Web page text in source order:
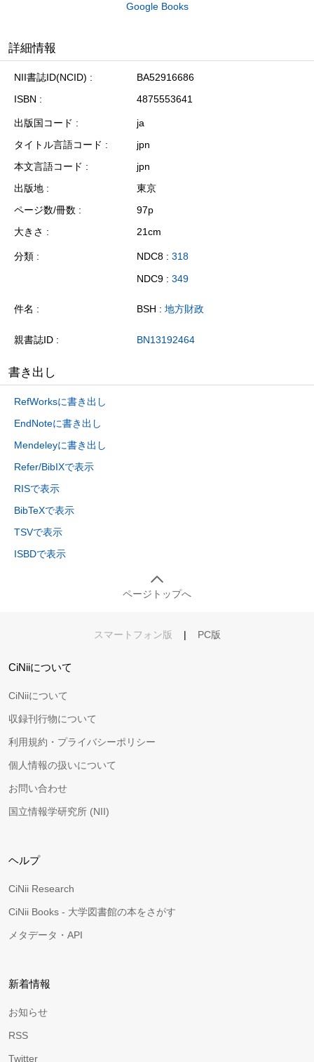
Google Books
詳細情報
NII書誌ID(NCID)
BA52916686
ISBN
4875553641
出版国コード
ja
タイトル言語コード
jpn
本文言語コード
jpn
出版地
東京
ページ数/冊数
97p
大きさ
21cm
分類 NDC8 : 318
NDC9 : 349
件名 BSH : 地方財政
親書誌ID BN13192464
書き出し
RefWorksに書き出し
EndNoteに書き出し
Mendeleyに書き出し
Refer/BibIXで表示
RISで表示
BibTeXで表示
TSVで表示
ISBDで表示
ページトップへ
スマートフォン版 | PC版
CiNiiについて
CiNiiについて
収録刊行物について
利用規約・プライバシーポリシー
個人情報の扱いについて
お問い合わせ
国立情報学研究所 (NII)
ヘルプ
CiNii Research
CiNii Books - 大学図書館の本をさがす
メタデータ・API
新着情報
お知らせ
RSS
Twitter